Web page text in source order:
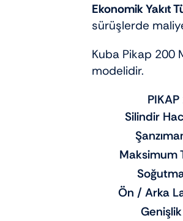
Ekonomik Yakıt
sürüşlerde
Kuba Pikap 200
modelidir.
Silindir
Maksimum
Ön / Arka
Genişlik